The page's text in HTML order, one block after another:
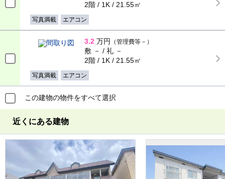
2階 / 1K / 21.55㎡
写真満載 エアコン
3.2 万円 （管理費等－）
敷 － / 礼 －
2階 / 1K / 21.55㎡
写真満載 エアコン
この建物の物件をすべて選択
近くにある建物